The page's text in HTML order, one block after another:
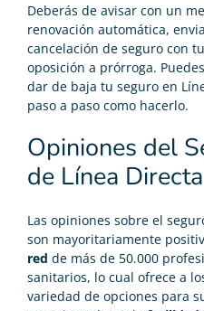
Deberás de avisar con un
renovación automática,
cancelación de seguro con
oposición a prórroga.
dar de baja tu seguro en
paso a paso como hacerlo.
Opiniones del
de Línea Directa
Las opiniones sobre el
son mayoritariamente
red de más de 50.000
sanitarios, lo cual ofrece a
variedad de opciones para